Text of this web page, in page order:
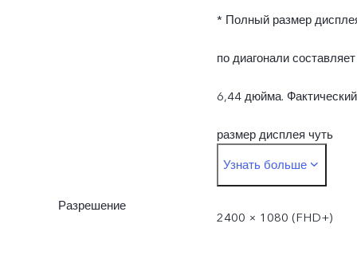
* Полный размер
по диагонали составляет
6,44 дюйма. Фактический
размер дисплея чуть
меньше.
Узнать больше
Разрешение
2400 × 1080 (FHD+)